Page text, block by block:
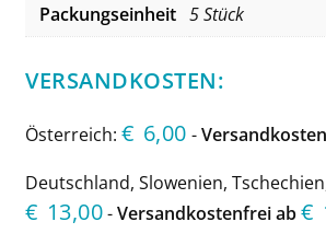
Packungseinheit 5 Stück
VERSANDKOSTEN:
Österreich: € 6,00 -
Deutschland, Slowenien,
€ 13,00-Versandkostenfrei ab€